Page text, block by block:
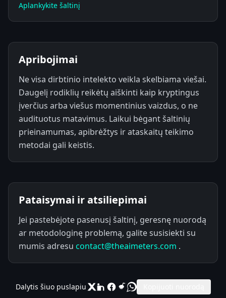
Aplankykite šaltinį
Apribojimai
Ne visa dirbtinio intelekto veikla skelbiama viešai.
Daugelį rodiklių reikėtų aiškinti kaip kryptingus
įverčius arba viešus momentinius vaizdus, o ne
audituotus matavimus. Laikui bėgant šaltinių
prieinamumas, apibrėžtys ir ataskaitų teikimo
metodai gali keistis.
Pataisymai ir atsiliepimai
Jei pastebėjote pasenusį šaltinį, geresnę nuorodą
ar metodologinę problemą, galite susisiekti su
mumis adresu contact@theaimeters.com .
Dalytis šiuo puslapiu